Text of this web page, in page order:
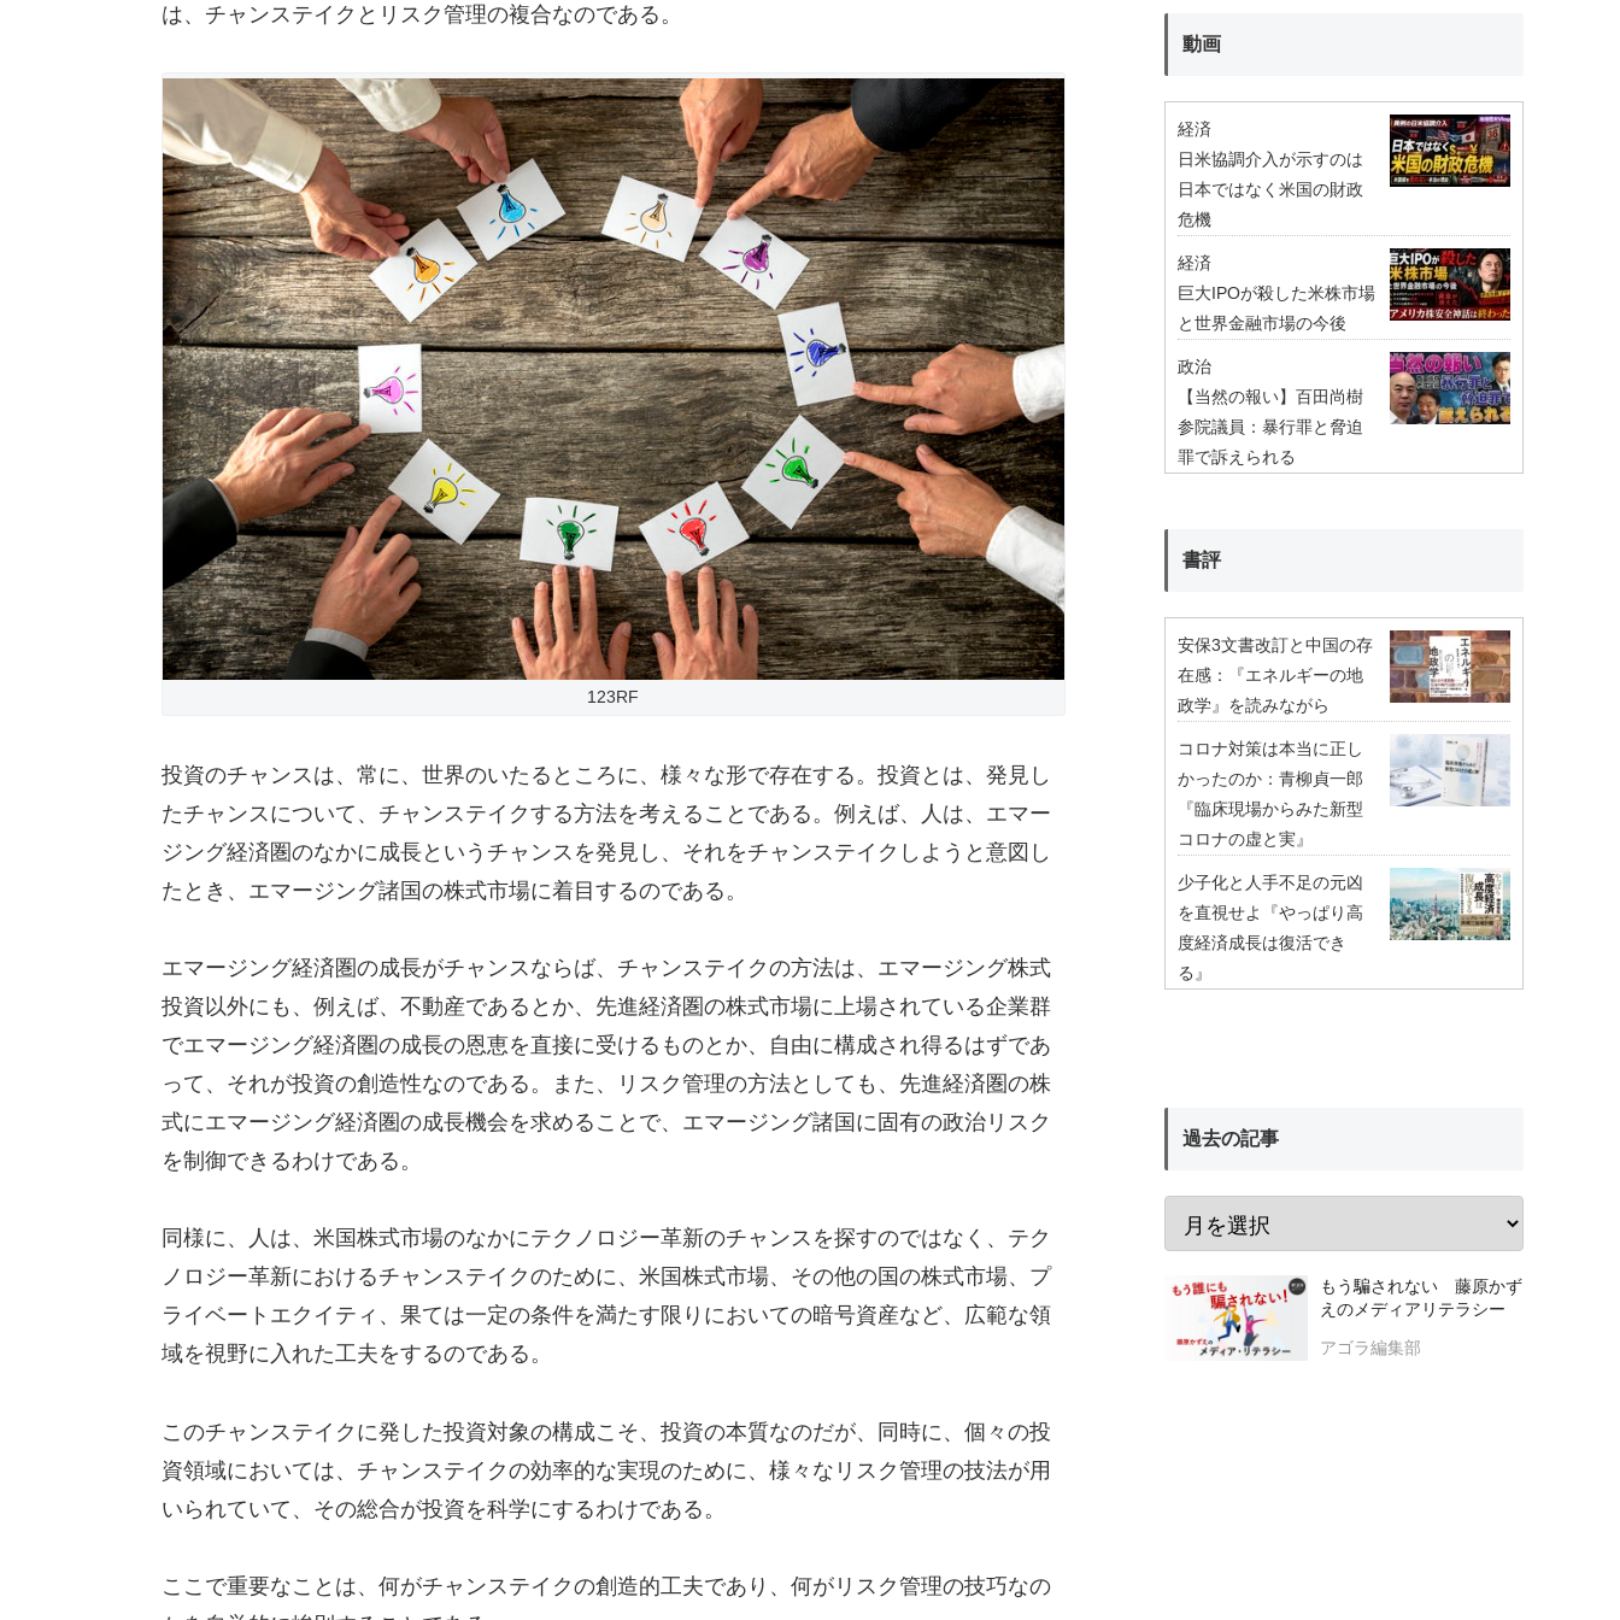
は、チャンステイクとリスク管理の複合なのである。
123RF
投資のチャンスは、常に、世界のいたるところに、様々な形で存在する。投資とは、発見し
たチャンスについて、チャンステイクする方法を考えることである。例えば、人は、エマー
ジング経済圏のなかに成長というチャンスを発見し、それをチャンステイクしようと意図し
たとき、エマージング諸国の株式市場に着目するのである。
エマージング経済圏の成長がチャンスならば、チャンステイクの方法は、エマージング株式
投資以外にも、例えば、不動産であるとか、先進経済圏の株式市場に上場されている企業群
でエマージング経済圏の成長の恩恵を直接に受けるものとか、自由に構成され得るはずであ
って、それが投資の創造性なのである。また、リスク管理の方法としても、先進経済圏の株
式にエマージング経済圏の成長機会を求めることで、エマージング諸国に固有の政治リスク
を制御できるわけである。
同様に、人は、米国株式市場のなかにテクノロジー革新のチャンスを探すのではなく、テク
ノロジー革新におけるチャンステイクのために、米国株式市場、その他の国の株式市場、プ
ライベートエクイティ、果ては一定の条件を満たす限りにおいての暗号資産など、広範な領
域を視野に入れた工夫をするのである。
このチャンステイクに発した投資対象の構成こそ、投資の本質なのだが、同時に、個々の投
資領域においては、チャンステイクの効率的な実現のために、様々なリスク管理の技法が用
いられていて、その総合が投資を科学にするわけである。
ここで重要なことは、何がチャンステイクの創造的工夫であり、何がリスク管理の技巧なの
動画
経済
日米協調介入が示すのは
日本ではなく米国の財政
危機
経済
巨大IPOが殺した米株市場
と世界金融市場の今後
政治
【当然の報い】百田尚樹
参院議員：暴行罪と脅迫
罪で訴えられる
書評
安保3文書改訂と中国の存
在感：『エネルギーの地
政学』を読みながら
コロナ対策は本当に正し
かったのか：青柳貞一郎
『臨床現場からみた新型
コロナの虚と実』
少子化と人手不足の元凶
を直視せよ『やっぱり高
度経済成長は復活でき
る』
過去の記事
もう騙されない 藤原かず
えのメディアリテラシー
アゴラ編集部